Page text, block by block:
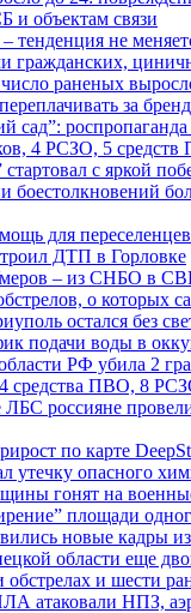
объектам связи
тенденция не
гражданских,
раненых
за бренд
сад”:
4 РСЗО, 5 средств
с яркой
боестолкновений
для
ДТП в Горловке
– из СНБО в
о которых
остался без
подачи воды в
РФ убила 2
ПВО, 8
россияне
по карте
утечку опасного
гонят на
площади
новые кадры
области еще
обстрелах и шести
атаковали НПЗ,